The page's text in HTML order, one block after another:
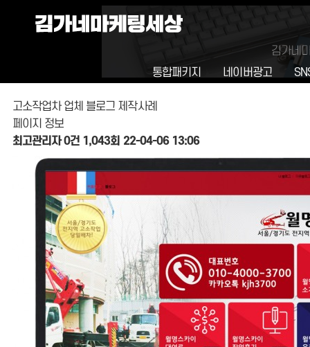
통합패키지 네이버광고
고소작업차 업체 블로그 제작사례
페이지 정보
최고관리자 0건 1,043회 22-04-06 13:06